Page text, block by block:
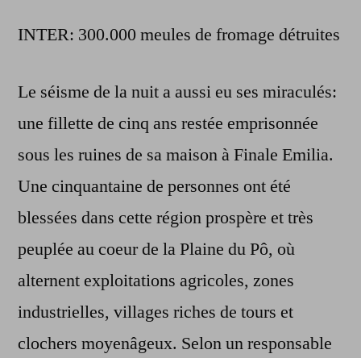
INTER: 300.000 meules de fromage détruites
Le séisme de la nuit a aussi eu ses miraculés:
une fillette de cinq ans restée emprisonnée
sous les ruines de sa maison à Finale Emilia.
Une cinquantaine de personnes ont été
blessées dans cette région prospère et très
peuplée au coeur de la Plaine du Pô, où
alternent exploitations agricoles, zones
industrielles, villages riches de tours et
clochers moyenâgeux. Selon un responsable